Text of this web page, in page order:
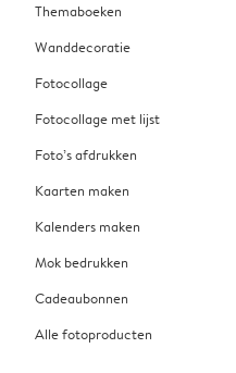
Themaboeken
Wanddecoratie
Fotocollage
Fotocollage met lijst
Foto’s afdrukken
Kaarten maken
Kalenders maken
Mok bedrukken
Cadeaubonnen
Alle fotoproducten